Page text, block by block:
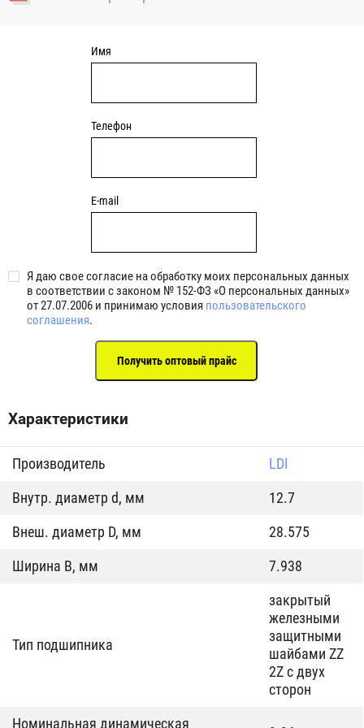
Имя
Телефон
E-mail
Я даю свое согласие на обработку моих персональных данных
в соответствии с законом № 152-ФЗ «О персональных данных»
от 27.07.2006 и принимаю условия пользовательского
соглашения.
Характеристики
Производитель
LDI
Внутр. диаметр d, мм
12.7
Внеш. диаметр D, мм
28.575
Ширина B, мм
7.938
Тип подшипника
закрытый
железными
защитными
шайбами ZZ
2Z c двух
сторон
Номинальная динамическая